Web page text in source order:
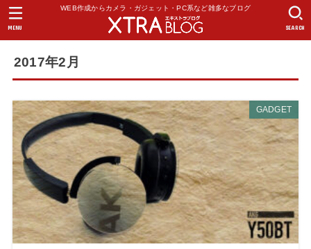
WEB作成からカメラ・ガジェット・PC系など雑多なブログ
SEARCH
MENU
2017年2月
GADGET